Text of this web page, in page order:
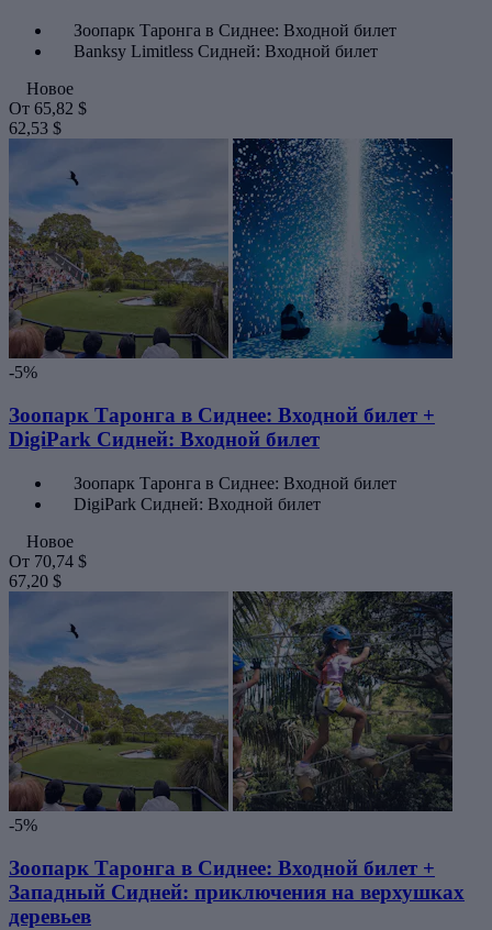
Зоопарк Таронга в Сиднее: Входной билет
Banksy Limitless Сидней: Входной билет
Новое
От 65,82 $
62,53 $
-5%
Зоопарк Таронга в Сиднее: Входной билет +
DigiPark Сидней: Входной билет
Зоопарк Таронга в Сиднее: Входной билет
DigiPark Сидней: Входной билет
Новое
От 70,74 $
67,20 $
-5%
Зоопарк Таронга в Сиднее: Входной билет +
Западный Сидней: приключения на верхушках
деревьев